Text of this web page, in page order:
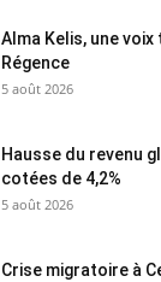
Alma Kelis, une
Régence
5 août 2026
Hausse du revenu
cotées de 4,2%
5 août 2026
Crise migratoire à